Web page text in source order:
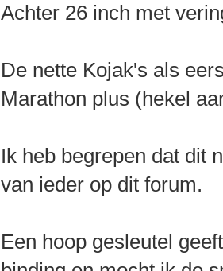
Achter 26 inch met
De nette Kojak's als
Marathon plus (hekel
Ik heb begrepen dat dit
van ieder op dit forum.
Een hoop gesleutel